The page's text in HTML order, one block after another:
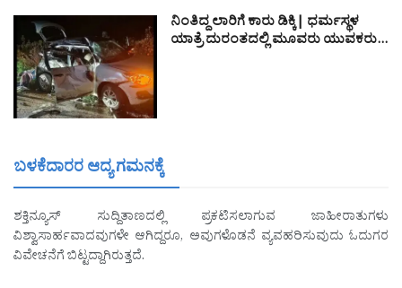
ನಿಂತಿದ್ದ ಲಾರಿಗೆ ಕಾರು ಡಿಕ್ಕಿ| ಧರ್ಮಸ್ಥಳ
ಯಾತ್ರೆ ದುರಂತದಲ್ಲಿ ಮೂವರು ಯುವಕರು…
ಬಳಕೆದಾರರ ಆದ್ಯ ಗಮನಕ್ಕೆ
ಶಕ್ತಿನ್ಯೂಸ್ ಸುದ್ದಿತಾಣದಲ್ಲಿ ಪ್ರಕಟಿಸಲಾಗುವ ಜಾಹೀರಾತುಗಳು
ವಿಶ್ವಾಸಾರ್ಹವಾದವುಗಳೇ ಆಗಿದ್ದರೂ, ಅವುಗಳೊಡನೆ ವ್ಯವಹರಿಸುವುದು ಓದುಗರ
ವಿವೇಚನೆಗೆ ಬಿಟ್ಟದ್ದಾಗಿರುತ್ತದೆ.